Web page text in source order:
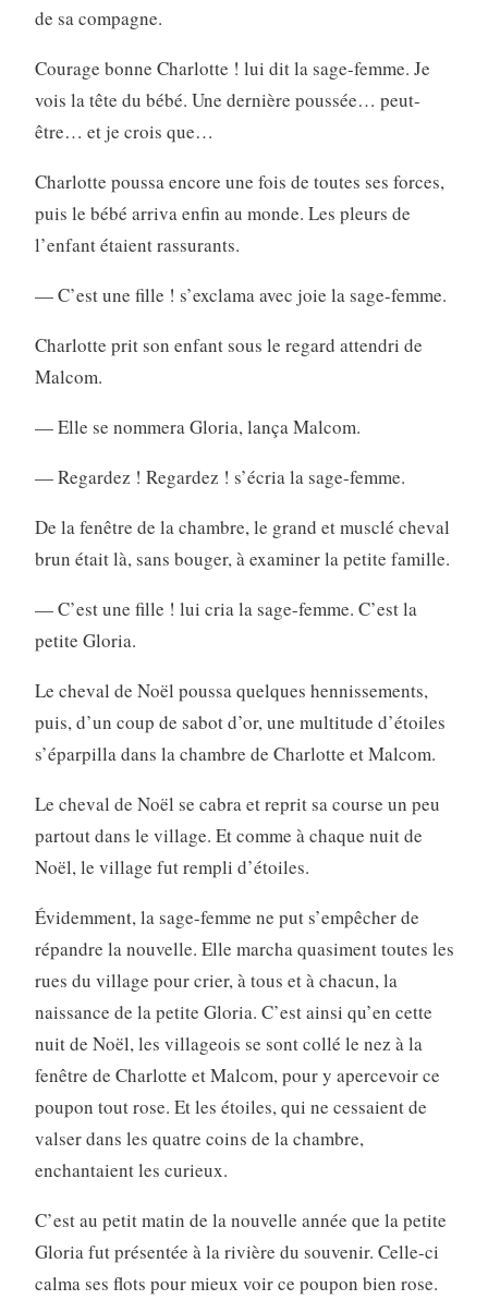
de sa compagne.
Courage bonne Charlotte ! lui dit la sage-femme. Je
vois la tête du bébé. Une dernière poussée… peut-
être… et je crois que…
Charlotte poussa encore une fois de toutes ses forces,
puis le bébé arriva enfin au monde. Les pleurs de
l’enfant étaient rassurants.
— C’est une fille ! s’exclama avec joie la sage-femme.
Charlotte prit son enfant sous le regard attendri de
Malcom.
— Elle se nommera Gloria, lança Malcom.
— Regardez ! Regardez ! s’écria la sage-femme.
De la fenêtre de la chambre, le grand et musclé cheval
brun était là, sans bouger, à examiner la petite famille.
— C’est une fille ! lui cria la sage-femme. C’est la
petite Gloria.
Le cheval de Noël poussa quelques hennissements,
puis, d’un coup de sabot d’or, une multitude d’étoiles
s’éparpilla dans la chambre de Charlotte et Malcom.
Le cheval de Noël se cabra et reprit sa course un peu
partout dans le village. Et comme à chaque nuit de
Noël, le village fut rempli d’étoiles.
Évidemment, la sage-femme ne put s’empêcher de
répandre la nouvelle. Elle marcha quasiment toutes les
rues du village pour crier, à tous et à chacun, la
naissance de la petite Gloria. C’est ainsi qu’en cette
nuit de Noël, les villageois se sont collé le nez à la
fenêtre de Charlotte et Malcom, pour y apercevoir ce
poupon tout rose. Et les étoiles, qui ne cessaient de
valser dans les quatre coins de la chambre,
enchantaient les curieux.
C’est au petit matin de la nouvelle année que la petite
Gloria fut présentée à la rivière du souvenir. Celle-ci
calma ses flots pour mieux voir ce poupon bien rose.